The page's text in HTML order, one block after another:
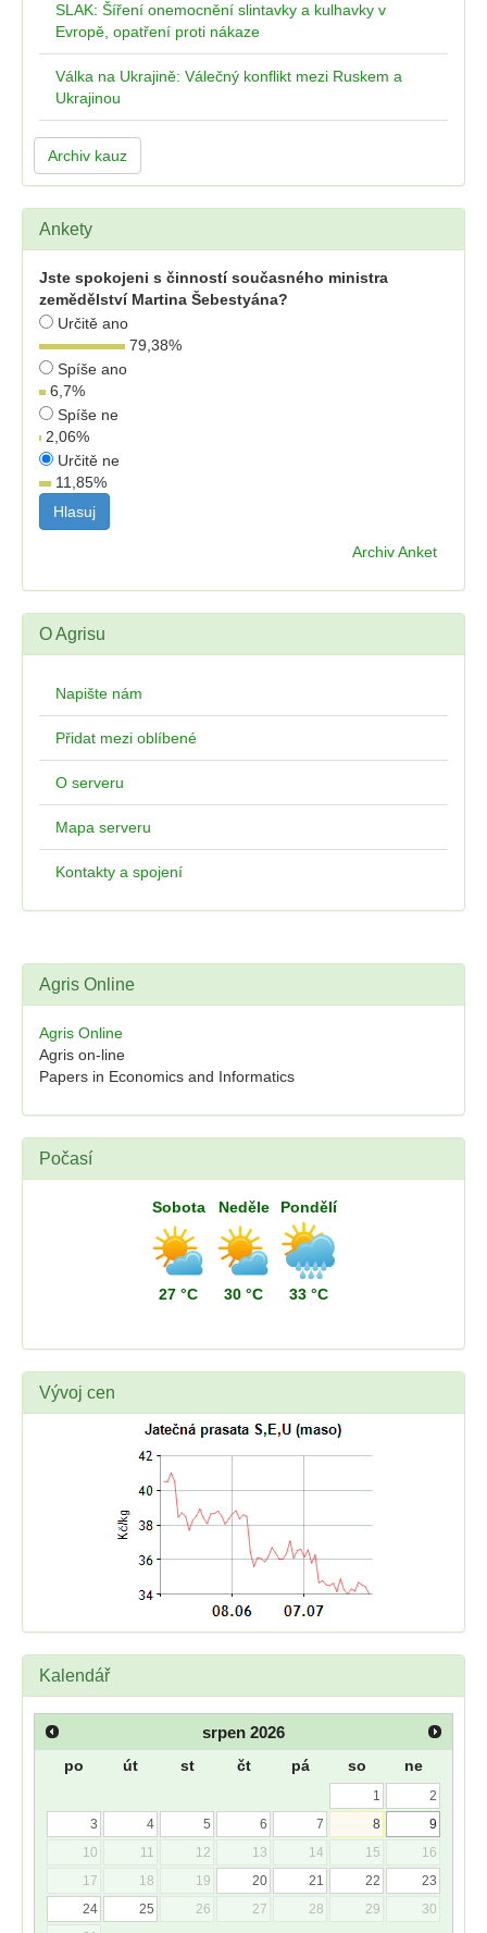
SLAK: Šíření onemocnění slintavky a kulhavky v
Evropě, opatření proti nákaze
Válka na Ukrajině: Válečný konflikt mezi Ruskem a
Ukrajinou
Archiv kauz
Ankety
Jste spokojeni s činností současného ministra
zemědělství Martina Šebestyána?
Určitě ano
79,38%
Spíše ano
6,7%
Spíše ne
2,06%
Určitě ne
11,85%
Archiv Anket
O Agrisu
Napište nám
Přidat mezi oblíbené
O serveru
Mapa serveru
Kontakty a spojení
Agris Online
Agris Online
Agris on-line
Papers in Economics and Informatics
Počasí
Sobota
27 °C
Neděle
30 °C
Pondělí
33 °C
Vývoj cen
Kalendář
srpen 2026
po út st čt pá so ne
1
2
3
4 5 6 7 8
9
10
11 12 13 14 15
16
17
18 19 20 21 22
23
24
25 26 27 28 29
30